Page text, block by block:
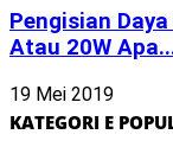
Pengisian
Atau 20W
19 Mei 2019
KATEGORI E